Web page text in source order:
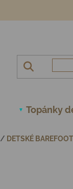
Topánky
/ DETSKÉ